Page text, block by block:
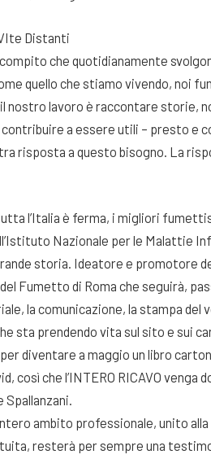
Distanti
che quotidianamente
quello che stiamo vivendo, noi
nostro lavoro è raccontare storie,
a essere utili – presto e
risposta a questo bisogno. La
l’Italia è ferma, i migliori
Nazionale per le Malattie
storia. Ideatore e promotore
Fumetto di Roma che seguirà,
la comunicazione, la stampa del
sta prendendo vita sul sito e sui
diventare a maggio un libro
che l’INTERO RICAVO venga
Spallanzani.
ambito professionale, unito
resterà per sempre una